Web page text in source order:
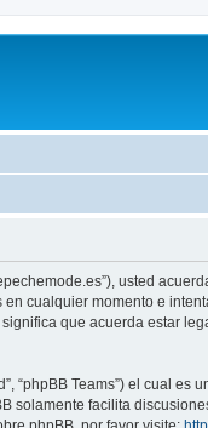
usted
cualquier momento e
que acuerda estar
“phpBB Teams”) el cual es
solamente facilita